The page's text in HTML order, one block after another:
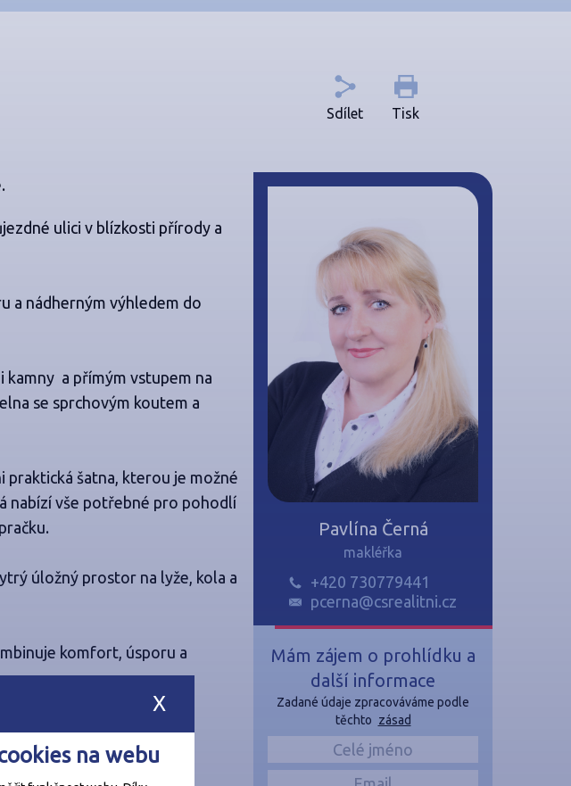
X
na webu
Sdílet Tisk
ulici v blízkosti přírody a
a nádherným výhledem do
a přímým vstupem na
se sprchovým koutem a
praktická šatna, kterou je možné
nabízí vše potřebné pro pohodlí
úložný prostor na lyže, kola a
komfort, úsporu a
Pavlína Černá
makléřka
+420 730779441
pcerna@csrealitni.cz
Mám zájem o prohlídku a
další informace
Zadané údaje zpracováváme podle
těchto zásad